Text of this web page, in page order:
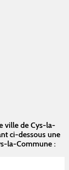
ville de Cys-la-
ci-dessous une
la-Commune :